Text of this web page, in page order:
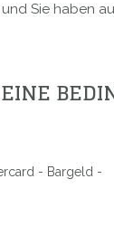
Sie haben
- Bargeld -